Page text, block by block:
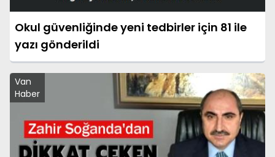
Okul güvenliğinde yeni tedbirler için 81 ile
yazı gönderildi
Van
Haber